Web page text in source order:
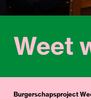
Weet
Burgerschapsproject